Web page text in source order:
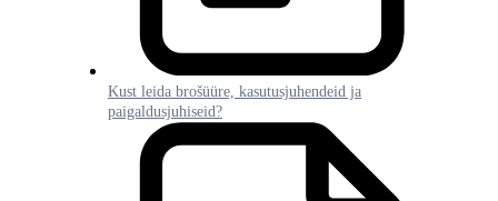
Kust leida brošüüre, kasutusjuhendeid ja
paigaldusjuhiseid?